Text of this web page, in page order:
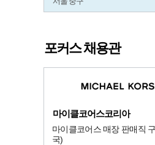
포커스 채용관
마이클코어스코리아
마이클코어스 매장 판매직
국)